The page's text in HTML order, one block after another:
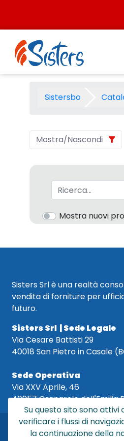
CARTOSHOP
Sistersbo
Mostra/Nascondi
Barra di
Mostra nuovi
Sisters Srl è una realtà
vendita di forniture per
futuro.
Sisters Srl | Sede Legale
Via Cesare Battisti 29
40018 San Pietro in Casale
Sede Operativa
Via XXV Aprile, 46
40057 Granarolo dell'Emilia
Su questo sito sono attivi
verificare i flussi di
la continuazione della